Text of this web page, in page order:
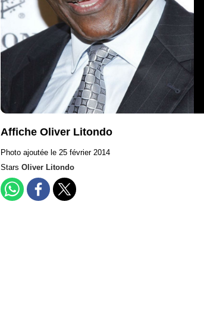
Affiche Oliver Litondo
Photo ajoutée le 25 février 2014
Stars Oliver Litondo